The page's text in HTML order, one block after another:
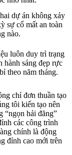
dự án không xảy
sự cố mất an toàn
nào.
luôn duy trì trạng
hành sáng đẹp rực
theo năm tháng.
chỉ đơn thuần tạo
tôi kiến tạo nên
“ngọn hải đăng”
các công trình
chính là động
đỉnh cao mới trên